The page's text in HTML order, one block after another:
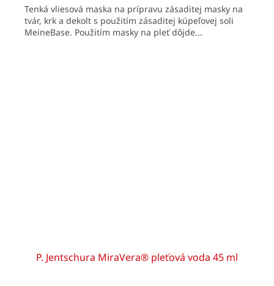
Tenká vliesová maska na prípravu zásaditej masky na
tvár, krk a dekolt s použitím zásaditej kúpeľovej soli
MeineBase. Použitím masky na pleť dôjde...
P. Jentschura MiraVera® pleťová voda 45 ml